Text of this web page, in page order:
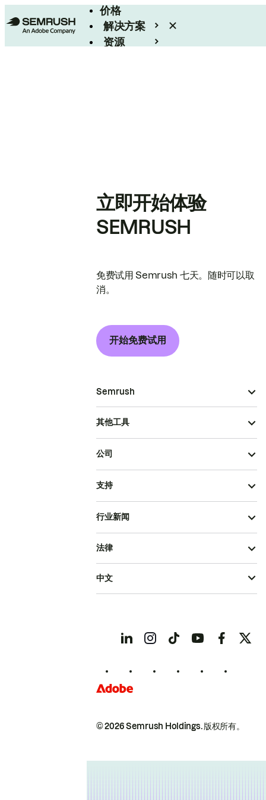
价格
解决方案
资源
立即开始体验
SEMRUSH
免费试用 Semrush 七天。随时可以取
消。
开始免费试用
Semrush
其他工具
公司
支持
行业新闻
© 2026 Semrush Holdings.版权所有。
法律
中文